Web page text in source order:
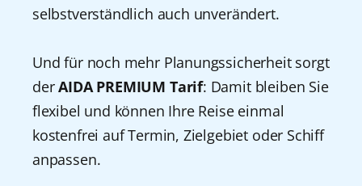
Warnemünde
selbstverständlich auch unverändert.
Und für noch mehr Planungssicherheit sorgt
derAIDA PREMIUM Tarif: Damit bleiben Sie
flexibel und können Ihre Reise einmal
kostenfrei auf Termin, Zielgebiet oder Schiff
anpassen.